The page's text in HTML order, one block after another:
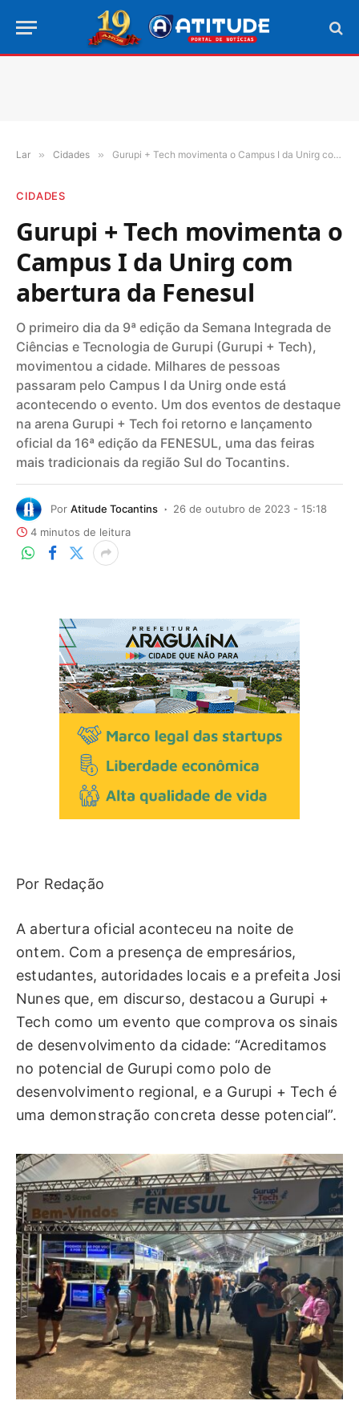
Lar » Cidades » Gurupi + Tech movimenta o Campus I da Unirg com abertura da Fenesul
CIDADES
Gurupi + Tech movimenta o
Campus I da Unirg com
abertura da Fenesul
O primeiro dia da 9ª edição da Semana Integrada de
Ciências e Tecnologia de Gurupi (Gurupi + Tech),
movimentou a cidade. Milhares de pessoas
passaram pelo Campus I da Unirg onde está
acontecendo o evento. Um dos eventos de destaque
na arena Gurupi + Tech foi retorno e lançamento
oficial da 16ª edição da FENESUL, uma das feiras
mais tradicionais da região Sul do Tocantins.
Por Atitude Tocantins
26 de outubro de 2023 - 15:18
4 minutos de leitura
Por Redação
A abertura oficial aconteceu na noite de
ontem. Com a presença de empresários,
estudantes, autoridades locais e a prefeita Josi
Nunes que, em discurso, destacou a Gurupi +
Tech como um evento que comprova os sinais
de desenvolvimento da cidade: “Acreditamos
no potencial de Gurupi como polo de
desenvolvimento regional, e a Gurupi + Tech é
uma demonstração concreta desse potencial”.